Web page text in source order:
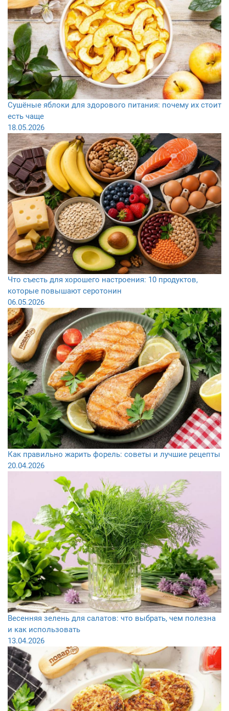
Сушёные яблоки для здорового питания: почему их стоит
есть чаще
18.05.2026
Что съесть для хорошего настроения: 10 продуктов,
которые повышают серотонин
06.05.2026
Как правильно жарить форель: советы и лучшие рецепты
20.04.2026
Весенняя зелень для салатов: что выбрать, чем полезна
и как использовать
13.04.2026